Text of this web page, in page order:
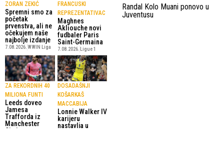
ZORAN ZEKIĆ
Spremni smo za
početak
prvenstva, ali ne
očekujem naše
najbolje izdanje
7.08.2026. WWIN Liga
FRANCUSKI
REPREZENTATIVAC
Maghnes
Akliouche novi
fudbaler Paris
Saint-Germaina
7.08.2026. Ligue 1
ZA REKORDNIH 40
MILIONA FUNTI
Leeds doveo
Jamesa
Trafforda iz
Manchester
Cityja
DOSADAŠNJI
KOŠARKAŠ
MACCABIJA
Lonnie Walker IV
karijeru
nastavlja u
Randal Kolo Muani ponovo u
Juventusu